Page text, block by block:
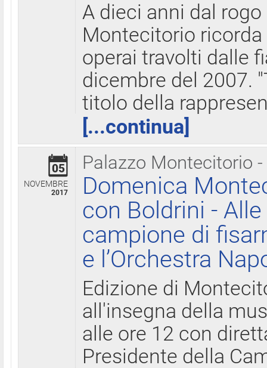
A dieci anni dal
Montecitorio
operai travolti dalle
dicembre del 2007.
titolo della
[...continua]
Palazzo Montecitorio
05
NOVEMBRE
2017
Domenica
con Boldrini -
campione di
e l’Orchestra
Edizione di
all'insegna della
alle ore 12 con
Presidente della